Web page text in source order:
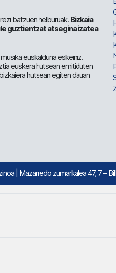
batzuen helburuak. Bizkaia
guztientzat atsegina izatea
euskalduna eskeiniz.
euskera hutsean emitiduten
hutsean egiten dauan
| Mazarredo zumarkalea 47, 7 –